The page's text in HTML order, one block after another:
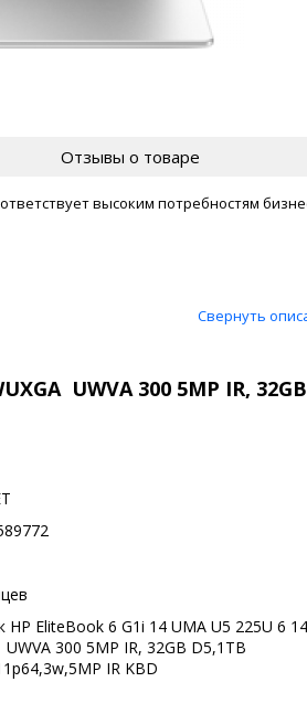
Отзывы о товаре
высоким потребностям
Свернуть
UWVA 300 5MP IR, 32GB
HP EliteBook 6 G1i 14 UMA U5 225U 6 14
UWVA 300 5MP IR, 32GB D5,1TB
IR KBD